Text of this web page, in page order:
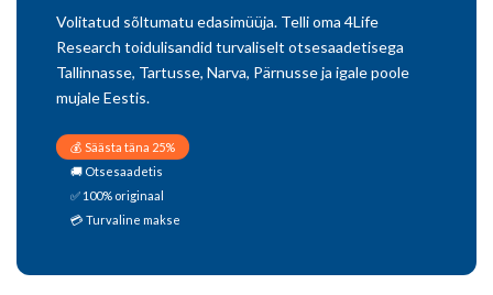
Volitatud sõltumatu edasimüüja. Telli oma 4Life
Research toidulisandid turvaliselt otsesaadetisega
Tallinnasse, Tartusse, Narva, Pärnusse ja igale poole
mujale Eestis.
💰 Säästa täna 25%
🚚 Otsesaadetis
✅ 100% originaal
💳 Turvaline makse